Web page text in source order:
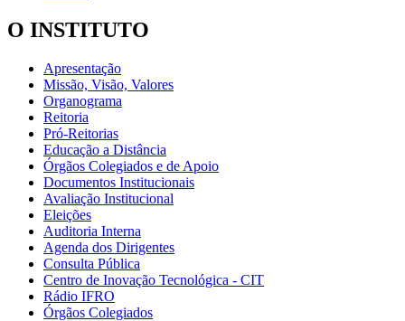
O INSTITUTO
Apresentação
Missão, Visão, Valores
Organograma
Reitoria
Pró-Reitorias
Educação a Distância
Órgãos Colegiados e de Apoio
Documentos Institucionais
Avaliação Institucional
Eleições
Auditoria Interna
Agenda dos Dirigentes
Consulta Pública
Centro de Inovação Tecnológica - CIT
Rádio IFRO
Órgãos Colegiados